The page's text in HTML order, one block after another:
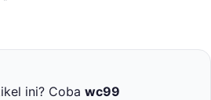
ini? Coba wc99